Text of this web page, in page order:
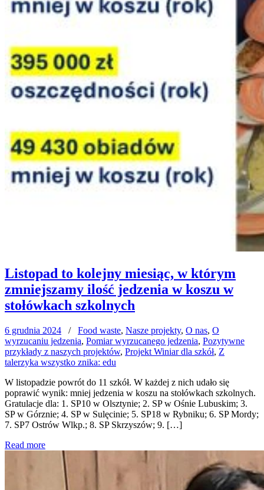
Listopad to kolejny miesiąc, w którym
zmniejszamy ilość jedzenia w koszu w
stołówkach szkolnych
6 grudnia 2024 / Food waste, Nasze projekty, O nas, O
wyrzucaniu jedzenia, Pomiar wyrzucanego jedzenia, Pozytywne
przykłady z naszych projektów, Projekt Winiar dla szkół, Z
talerzyka wszystko znika: edu
W listopadzie powrót do 11 szkół. W każdej z nich udało się
poprawić wynik: mniej jedzenia w koszu na stołówkach szkolnych.
Gratulacje dla: 1. SP10 w Olsztynie; 2. SP w Ośnie Lubuskim; 3.
SP w Górznie; 4. SP w Sulęcinie; 5. SP18 w Rybniku; 6. SP Mordy;
7. SP7 Ostrów Wlkp.; 8. SP Skrzyszów; 9. […]
Read more